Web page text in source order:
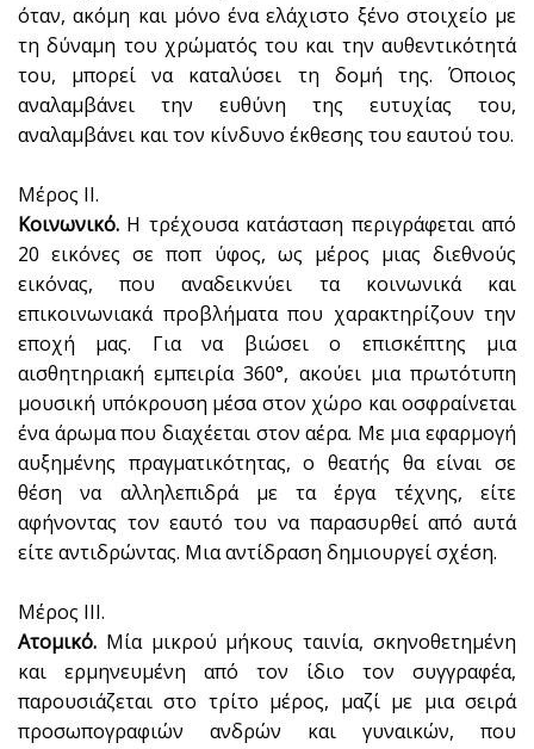
όταν, ακόμη και μόνο ένα ελάχιστο ξένο στοιχείο με
τη δύναμη του χρώματός του και την αυθεντικότητά
του, μπορεί να καταλύσει τη δομή της. Όποιος
αναλαμβάνει την ευθύνη της ευτυχίας του,
αναλαμβάνει και τον κίνδυνο έκθεσης του εαυτού του.
Μέρος II.
Κοινωνικό. Η τρέχουσα κατάσταση περιγράφεται από
20 εικόνες σε ποπ ύφος, ως μέρος μιας διεθνούς
εικόνας, που αναδεικνύει τα κοινωνικά και
επικοινωνιακά προβλήματα που χαρακτηρίζουν την
εποχή μας. Για να βιώσει ο επισκέπτης μια
αισθητηριακή εμπειρία 360°, ακούει μια πρωτότυπη
μουσική υπόκρουση μέσα στον χώρο και οσφραίνεται
ένα άρωμα που διαχέεται στον αέρα. Με μια εφαρμογή
αυξημένης πραγματικότητας, ο θεατής θα είναι σε
θέση να αλληλεπιδρά με τα έργα τέχνης, είτε
αφήνοντας τον εαυτό του να παρασυρθεί από αυτά
είτε αντιδρώντας. Μια αντίδραση δημιουργεί σχέση.
Μέρος ΙΙΙ.
Ατομικό. Μία μικρού μήκους ταινία, σκηνοθετημένη
και ερμηνευμένη από τον ίδιο τον συγγραφέα,
παρουσιάζεται στο τρίτο μέρος, μαζί με μια σειρά
προσωπογραφιών ανδρών και γυναικών, που